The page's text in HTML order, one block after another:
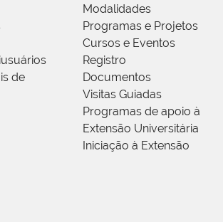
de
Modalidades
Programas e Projetos
Cursos e Eventos
Registro
Documentos
Visitas Guiadas
Programas de apoio à
Extensão Universitária
Iniciação à Extensão